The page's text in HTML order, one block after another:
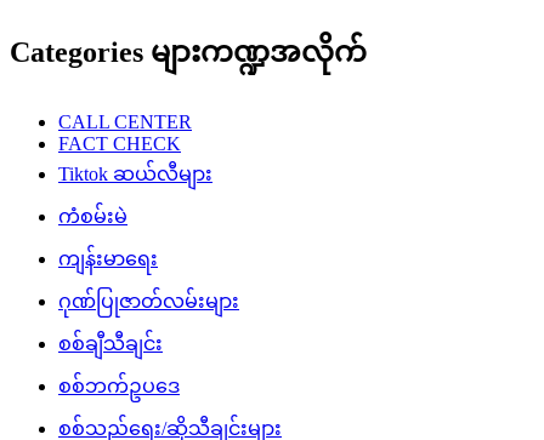
Categories များကဏ္ဍအလိုက်
CALL CENTER
FACT CHECK
Tiktok ဆယ်လီများ
ကံစမ်းမဲ
ကျန်းမာရေး
ဂုဏ်ပြုဇာတ်လမ်းများ
စစ်ချီသီချင်း
စစ်ဘက်ဥပဒေ
စစ်သည်ရေး/ဆိုသီချင်းများ